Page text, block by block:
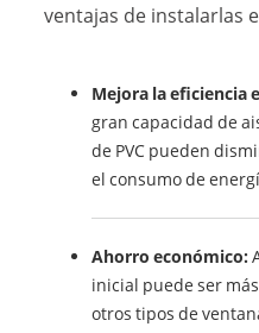
ventajas de instalarlas
Mejora la eficiencia
gran capacidad de
de PVC pueden
el consumo de
Ahorro económico:
inicial puede ser
otros tipos de